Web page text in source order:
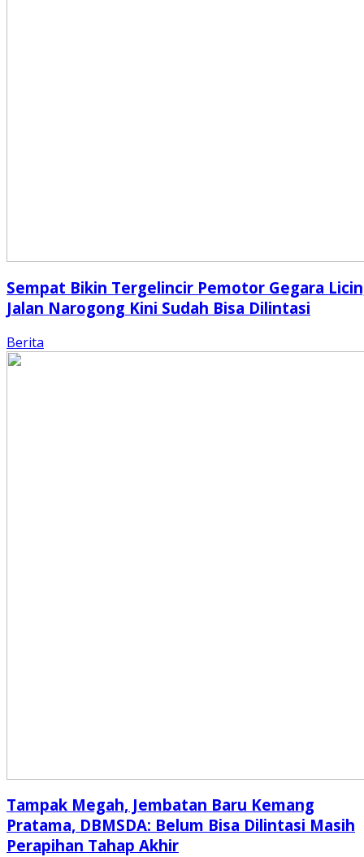
Sempat Bikin Tergelincir Pemotor Gegara
Jalan Narogong Kini Sudah Bisa Dilintasi
Berita
Tampak Megah, Jembatan Baru Kemang
Pratama, DBMSDA: Belum Bisa Dilintasi Masih
Perapihan Tahap Akhir